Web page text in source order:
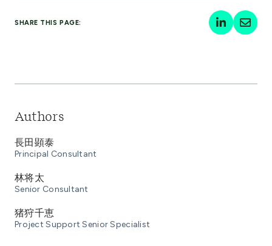
SHARE THIS PAGE:
Authors
長田顕泰
Principal Consultant
林将太
Senior Consultant
猪狩千恵
Project Support Senior Specialist